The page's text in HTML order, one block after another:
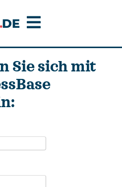
.DE
Sie sich mit